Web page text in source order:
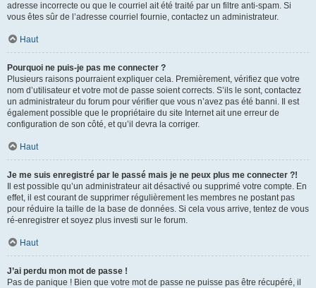
adresse incorrecte ou que le courriel ait été traité par un filtre anti-spam. Si
vous êtes sûr de l’adresse courriel fournie, contactez un administrateur.
Haut
Pourquoi ne puis-je pas me connecter ?
Plusieurs raisons pourraient expliquer cela. Premièrement, vérifiez que votre
nom d’utilisateur et votre mot de passe soient corrects. S’ils le sont, contactez
un administrateur du forum pour vérifier que vous n’avez pas été banni. Il est
également possible que le propriétaire du site Internet ait une erreur de
configuration de son côté, et qu’il devra la corriger.
Haut
Je me suis enregistré par le passé mais je ne peux plus me connecter ?!
Il est possible qu’un administrateur ait désactivé ou supprimé votre compte. En
effet, il est courant de supprimer régulièrement les membres ne postant pas
pour réduire la taille de la base de données. Si cela vous arrive, tentez de vous
ré-enregistrer et soyez plus investi sur le forum.
Haut
J’ai perdu mon mot de passe !
Pas de panique ! Bien que votre mot de passe ne puisse pas être récupéré, il